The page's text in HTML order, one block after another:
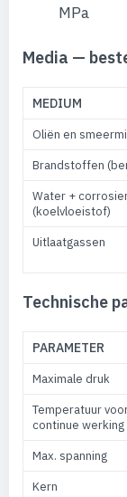
MPa
Media —
MEDIUM
Oliën en
Brandstoffen
Water +
(koelvloeistof)
Uitlaatgassen
Technische
PARAMETER
Maximale druk
Temperatuur
continue werking
Max. spanning
Kern